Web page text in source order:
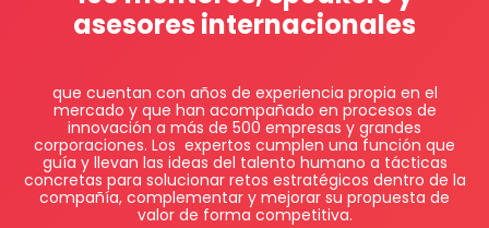
asesores internacionales
que cuentan con años de experiencia propia en el
mercado y que han acompañado en procesos de
innovación a más de 500 empresas y grandes
corporaciones. Los expertos cumplen una función que
guía y llevan las ideas del talento humano a tácticas
concretas para solucionar retos estratégicos dentro de la
compañía, complementar y mejorar su propuesta de
valor de forma competitiva.